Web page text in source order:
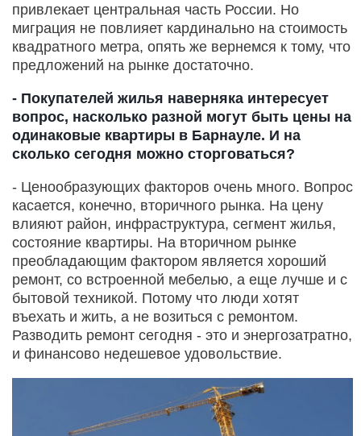
привлекает центральная часть России. Но
миграция не повлияет кардинально на стоимость
квадратного метра, опять же вернемся к тому, что
предложений на рынке достаточно.
- Покупателей жилья наверняка интересует
вопрос, насколько разной могут быть цены на
одинаковые квартиры в Барнауле. И на
сколько сегодня можно сторговаться?
- Ценообразующих факторов очень много. Вопрос
касается, конечно, вторичного рынка. На цену
влияют район, инфраструктура, сегмент жилья,
состояние квартиры. На вторичном рынке
преобладающим фактором является хороший
ремонт, со встроенной мебелью, а еще лучше и с
бытовой техникой. Потому что люди хотят
въехать и жить, а не возиться с ремонтом.
Разводить ремонт сегодня - это и энергозатратно,
и финансово недешевое удовольствие.